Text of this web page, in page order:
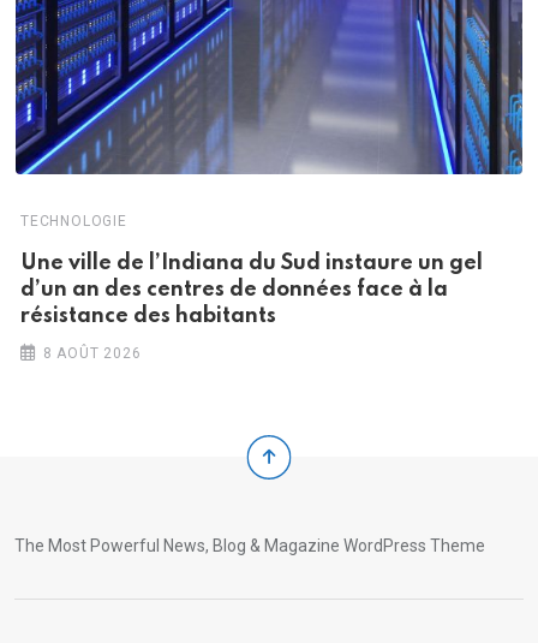
TECHNOLOGIE
Une ville de l’Indiana du Sud instaure un gel
d’un an des centres de données face à la
résistance des habitants
8 AOÛT 2026
The Most Powerful News, Blog & Magazine WordPress Theme